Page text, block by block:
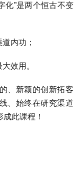
化”是两个恒古不变
内功；
效用。
新颖的创新拓客
、始终在研究渠道
此课程！